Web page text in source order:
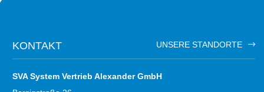
KONTAKT UNSERE STANDORTE
SVA System Vertrieb Alexander GmbH